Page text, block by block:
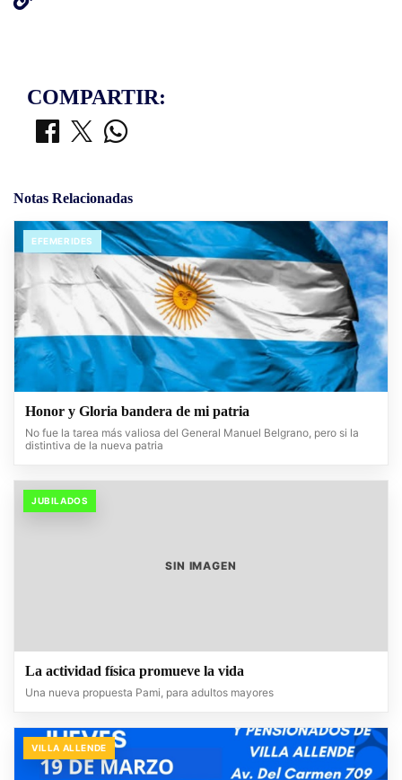
COMPARTIR:
Notas Relacionadas
EFEMERIDES
Honor y Gloria bandera de mi patria
No fue la tarea más valiosa del General Manuel Belgrano, pero si la
distintiva de la nueva patria
JUBILADOS
SIN IMAGEN
La actividad física promueve la vida
Una nueva propuesta Pami, para adultos mayores
VILLA ALLENDE